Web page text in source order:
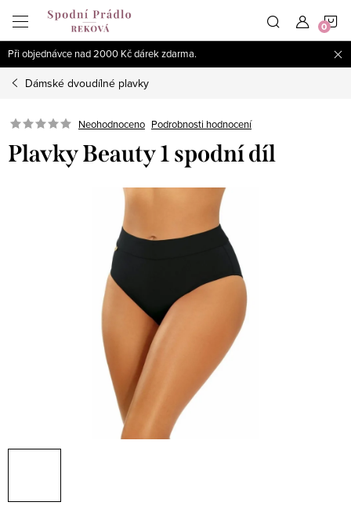
obsah
Při objednávce nad 2000 Kč dárek zdarma.
Dámské dvoudílné plavky
Neohodnoceno Podrobnosti hodnocení
Plavky Beauty 1 spodní díl